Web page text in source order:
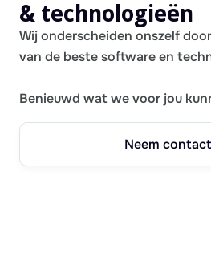
& technologieën
Wij onderscheiden onszelf
van de beste software en
Benieuwd wat we voor jou
Neem